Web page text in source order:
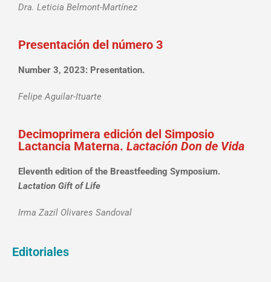
Dra. Leticia Belmont-Martínez
Presentación del número 3
Number 3, 2023: Presentation.
Felipe Aguilar-Ituarte
Decimoprimera edición del Simposio
Lactancia Materna. Lactación Don de Vida
Eleventh edition of the Breastfeeding Symposium.
Lactation Gift of Life
Irma Zazil Olivares Sandoval
Editoriales